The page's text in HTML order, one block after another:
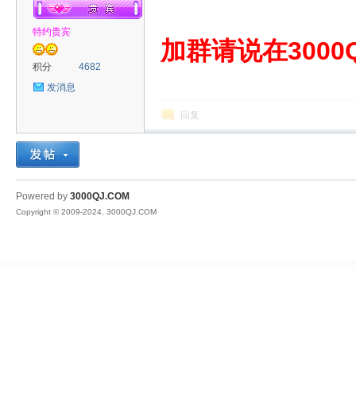
QJ
特约贵宾
积分
4682
发消息
加群请说在
回复
Powered by 3000QJ.COM
Copyright © 2009-2024, 3000QJ.COM